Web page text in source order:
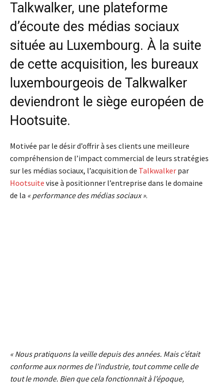
Talkwalker, une plateforme
d’écoute des médias sociaux
située au Luxembourg. À la suite
de cette acquisition, les bureaux
luxembourgeois de Talkwalker
deviendront le siège européen de
Hootsuite.
Motivée par le désir d’offrir à ses clients une meilleure
compréhension de l’impact commercial de leurs stratégies
sur les médias sociaux, l’acquisition de Talkwalker par
Hootsuite vise à positionner l’entreprise dans le domaine
de la « performance des médias sociaux ».
« Nous pratiquons la veille depuis des années. Mais c’était
conforme aux normes de l’industrie, tout comme celle de
tout le monde. Bien que cela fonctionnait à l’époque,